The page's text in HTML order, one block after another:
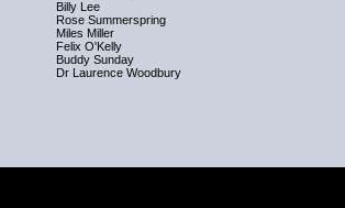
Billy Lee
Rose Summerspring
Miles Miller
Felix O'Kelly
Buddy Sunday
Dr Laurence Woodbury